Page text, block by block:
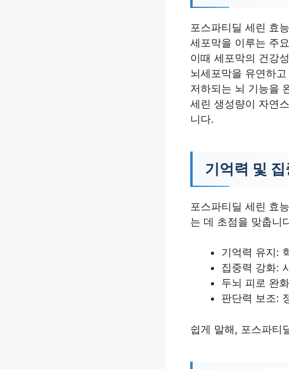
포스파티딜 세린 효
세포막을 이루는 주
이때 세포막의 건강
뇌세포막을 유연하
저하되는 뇌 기능을
세린 생성량이 자연
니다.
기억력 및
포스파티딜 세린 효
는 데 초점을 맞춥니
기억력 유지:
집중력 강화:
두뇌 피로 완
판단력 보조:
쉽게 말해, 포스파티